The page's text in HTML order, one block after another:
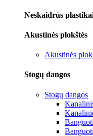
Neskaidrūs
Akustinės plokštės
Akustinės
Stogų dangos
Stogų dangos